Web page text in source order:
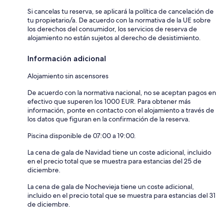
Si cancelas tu reserva, se aplicará la política de cancelación de
tu propietario/a. De acuerdo con la normativa de la UE sobre
los derechos del consumidor, los servicios de reserva de
alojamiento no están sujetos al derecho de desistimiento.
Información adicional
Alojamiento sin ascensores
De acuerdo con la normativa nacional, no se aceptan pagos en
efectivo que superen los 1000 EUR. Para obtener más
información, ponte en contacto con el alojamiento a través de
los datos que figuran en la confirmación de la reserva.
Piscina disponible de 07:00 a 19:00.
La cena de gala de Navidad tiene un coste adicional, incluido
en el precio total que se muestra para estancias del 25 de
diciembre.
La cena de gala de Nochevieja tiene un coste adicional,
incluido en el precio total que se muestra para estancias del 31
de diciembre.